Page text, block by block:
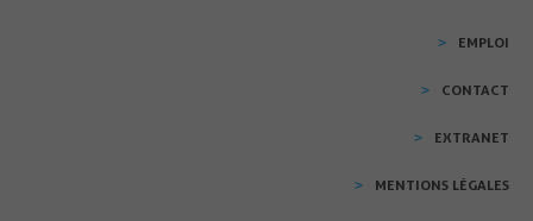
EMPLOI
CONTACT
EXTRANET
MENTIONS LÉGALES